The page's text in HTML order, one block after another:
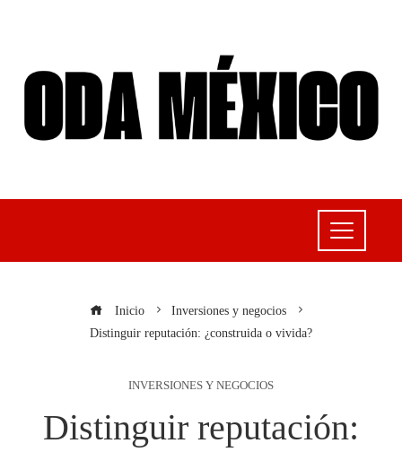
Inicio
Inversiones y negocios
Distinguir reputación: ¿construida o vivida?
INVERSIONES Y NEGOCIOS
Distinguir reputación: